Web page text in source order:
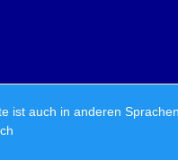
ist auch in anderen